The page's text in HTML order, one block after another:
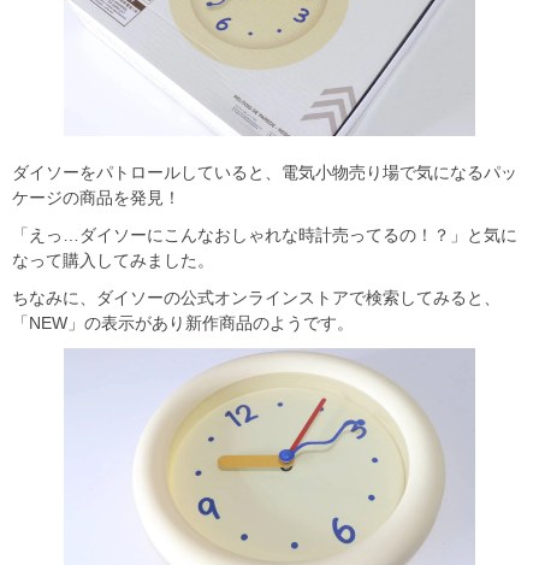
ダイソーをパトロールしていると、電気小物売り場で気になるパッ
ケージの商品を発見！
「えっ…ダイソーにこんなおしゃれな時計売ってるの！？」と気に
なって購入してみました。
ちなみに、ダイソーの公式オンラインストアで検索してみると、
「NEW」の表示があり新作商品のようです。